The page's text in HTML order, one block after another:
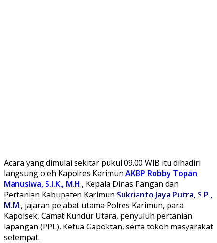
Acara yang dimulai sekitar pukul 09.00 WIB itu dihadiri
langsung oleh Kapolres Karimun AKBP Robby Topan
Manusiwa, S.I.K., M.H., Kepala Dinas Pangan dan
Pertanian Kabupaten Karimun Sukrianto Jaya Putra, S.P.,
M.M., jajaran pejabat utama Polres Karimun, para
Kapolsek, Camat Kundur Utara, penyuluh pertanian
lapangan (PPL), Ketua Gapoktan, serta tokoh masyarakat
setempat.